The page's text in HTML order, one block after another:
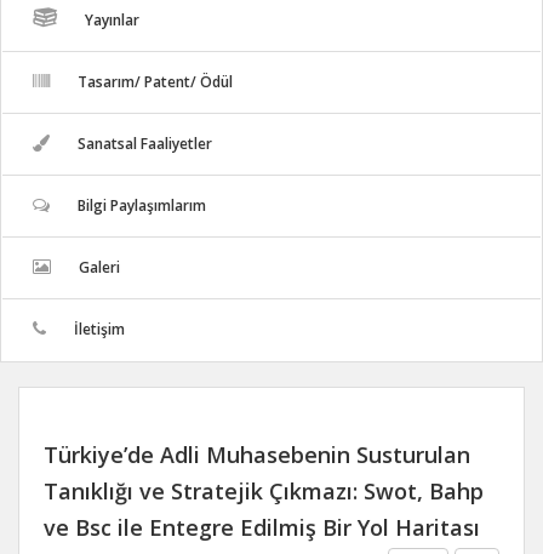
Yayınlar
Tasarım/ Patent/ Ödül
Sanatsal Faaliyetler
Bilgi Paylaşımlarım
Galeri
İletişim
Türkiye’de Adli Muhasebenin Susturulan
Tanıklığı ve Stratejik Çıkmazı: Swot, Bahp
ve Bsc ile Entegre Edilmiş Bir Yol Haritası